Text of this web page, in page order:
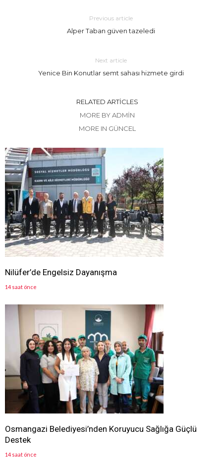
Previous article
Alper Taban güven tazeledi
Next article
Yenice Bin Konutlar semt sahası hizmete girdi
RELATED ARTICLES
MORE BY ADMIN
MORE IN GÜNCEL
Nilüfer’de Engelsiz Dayanışma
14 saat önce
Osmangazi Belediyesi’nden Koruyucu Sağlığa Güçlü
Destek
14 saat önce